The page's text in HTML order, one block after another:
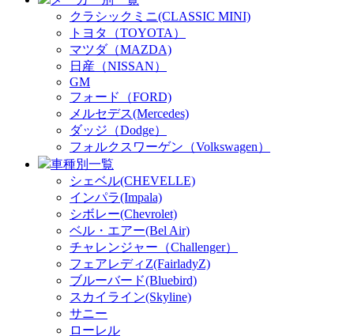
クラシックミニ(CLASSIC MINI)
トヨタ（TOYOTA）
マツダ（MAZDA)
日産（NISSAN）
GM
フォード（FORD)
メルセデス(Mercedes)
ダッジ（Dodge）
フォルクスワーゲン（Volkswagen）
車種別一覧
シェベル(CHEVELLE)
インパラ(Impala)
シボレー(Chevrolet)
ベル・エアー(Bel Air)
チャレンジャー（Challenger）
フェアレディZ(FairladyZ)
ブルーバード(Bluebird)
スカイライン(Skyline)
サニー
ローレル